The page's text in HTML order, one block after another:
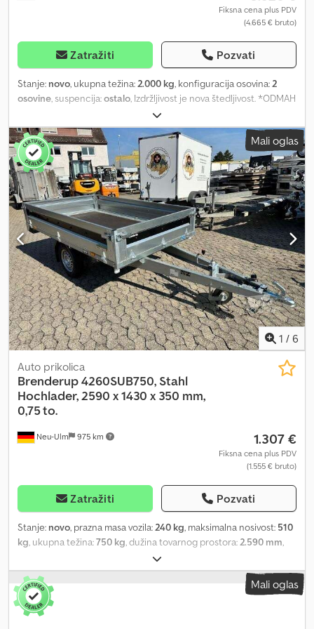
predmeta, svetlo za kretanje unazad i 13-polni konektor su deo
standardne opreme, korisnički prijazni zatvarači, savršena potpora
verzija), na zahtev, uz potvrdu proizvođača za brzinu od 100 km/h.
Codpsivqy Ajfx Aigeha
Fiksna cena plus PDV
(4.665 € bruto)
Zatražiti Pozvati
Stanje: novo, ukupna težina:2.000 kg, konfiguracija osovina:2
osovine, suspencija:ostalo, Izdržljivost je nova štedljivost. *ODMAH
DOSTUPNO* Visokoutovarivač 3116 GD 2000kg - Vitlo i rampe -
Stranice visine 30 cm - Mrežasti produžeci stranica 70 cm, klatni *
Autokočnica sa automatikom za vožnju unazad * Šasija, osovine i
V-vučna ruda pocinkovane * Osovine sa gumeno-opružnim
vešanjem * Svetlosna traka * Ojačano, sklopivo, centralno točak
za podršku * 10 prstenova za vezivanje tereta * Kuke za mrežu *
Podupirači * Aluminijumske stranice * Sva četiri zida preklopna i
skidiva Tehnički podaci Osovina(e): 2 Kočen: Da Težina praznog
vozila: 429kg Csdpfx Aijqw Algjgjha Dozvoljena ukupna masa:
2000kg Dužina teretne površine: 311cm Širina teretne površine:
160cm Visina utovara: 56cm Visina stranica: 30cm Rampske šine:
Da Pretinac za rampske šine: Da Ukoliko pronađete istu prikolicu
po povoljnijoj ceni, molimo vas da nam to predočite! Imate
pitanja? Pošaljite nam poruku ili nas pozovite! Zadržavamo pravo
na tehničke izmene, promene cena, greške i međuprodaju. Ne
preuzimamo odgovornost za greške ili tipografske greške.
Mali oglas
1 / 6
Neu-Ulm 975 km
Auto prikolica
Brenderup4260SUB750, Stahl
Hochlader, 2590 x 1430 x 350 mm,
0,75 to.
1.307 €
Fiksna cena plus PDV
(1.555 € bruto)
Zatražiti Pozvati
Stanje: novo, prazna masa vozila: 240 kg, maksimalna nosivost: 510
kg , ukupna težina:750 kg , dužina tovarnog prostora: 2.590 mm
1.430 mm
mm, zapremina tovarnog prostora:1,5 m³, boja:ostalo, građevinska
visina:1.050 mm
, Proizvođač: Brenderup
Tip: Brenderup 4260S UB750 Visoka prikolica, čelična
konstrukcija, dozvoljena ukupna masa: 750 kg, bez kočnica,
Mali oglas